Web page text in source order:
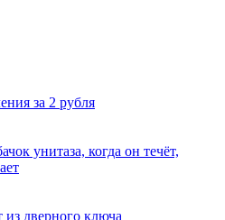
за 2 рубля
унитаза, когда он течёт,
дверного ключа